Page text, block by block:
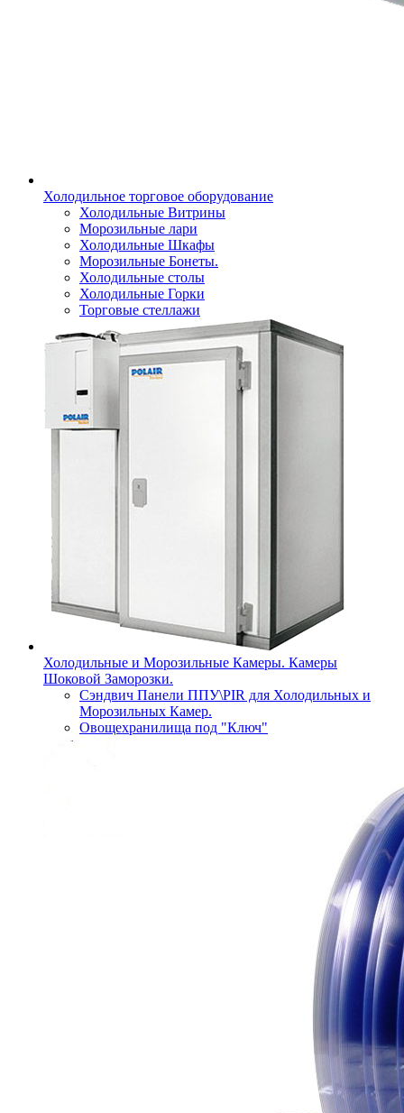
Холодильное торговое оборудование
Холодильные Витрины
Морозильные лари
Холодильные Шкафы
Морозильные Бонеты.
Холодильные столы
Холодильные Горки
Торговые стеллажи
Холодильные и Морозильные Камеры. Камеры
Шоковой Заморозки.
Сэндвич Панели ППУ\PIR для Холодильных и
Морозильных Камер.
Овощехранилища под "Ключ"